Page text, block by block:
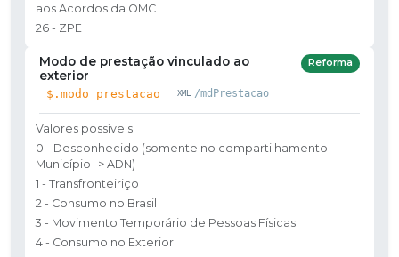
aos Acordos da OMC
26 - ZPE
Modo de prestação vinculado ao
exterior
$.modo_prestacao /mdPrestacao
Reforma
Valores possíveis:
0 - Desconhecido (somente no compartilhamento
Município -> ADN)
1 - Transfronteiriço
2 - Consumo no Brasil
3 - Movimento Temporário de Pessoas Físicas
4 - Consumo no Exterior